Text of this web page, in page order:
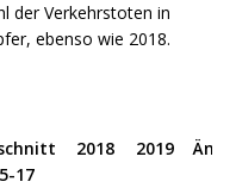
der Verkehrstoten in
ebenso wie 2018.
17
2018 2019